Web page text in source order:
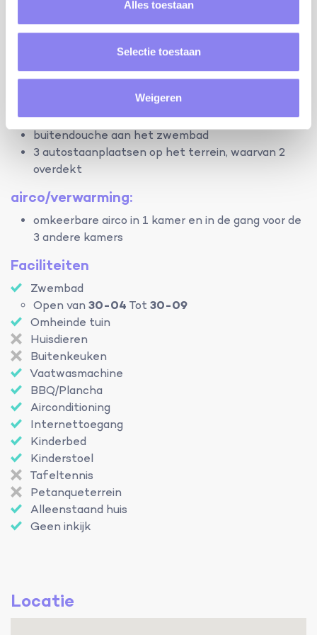
Alles toestaan
Selectie toestaan
Weigeren
terrein:
omheind terrein: 500m² omheind door muur
1,5m diep met Romeinse trappen en beveiligd met
alarm
buitendouche aan het zwembad
3 autostaanplaatsen op het terrein, waarvan 2
overdekt
airco/verwarming:
omkeerbare airco in 1 kamer en in de gang voor de
3 andere kamers
Faciliteiten
Zwembad
Open van 30-04 Tot 30-09
Omheinde tuin
Huisdieren
Buitenkeuken
Vaatwasmachine
BBQ/Plancha
Airconditioning
Internettoegang
Kinderbed
Kinderstoel
Tafeltennis
Petanqueterrein
Alleenstaand huis
Geen inkijk
Locatie